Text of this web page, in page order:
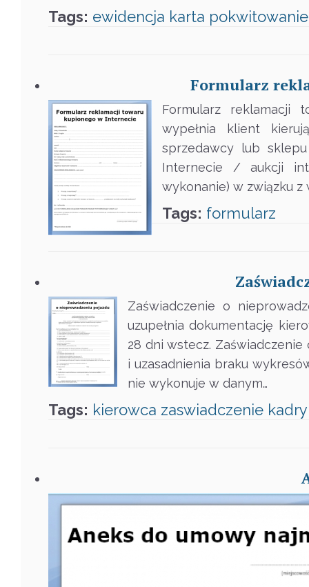
Tags: ewidencja karta pokwitowanie
Formularz
Formularz reklamacji
wypełnia klient
sprzedawcy lub
Internecie / aukcji
wykonanie) w związku z
Tags: formularz
Zaświadczenie o
uzupełnia dokumentację
28 dni wstecz.
i uzasadnienia braku
nie wykonuje w danym…
Tags: kierowca zaswiadczenie kadry